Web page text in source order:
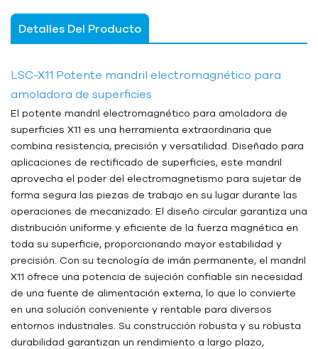
Detalles Del Producto
LSC-X11 Potente mandril electromagnético para
amoladora de superficies
El potente mandril electromagnético para amoladora de
superficies X11 es una herramienta extraordinaria que
combina resistencia, precisión y versatilidad. Diseñado para
aplicaciones de rectificado de superficies, este mandril
aprovecha el poder del electromagnetismo para sujetar de
forma segura las piezas de trabajo en su lugar durante las
operaciones de mecanizado. El diseño circular garantiza una
distribución uniforme y eficiente de la fuerza magnética en
toda su superficie, proporcionando mayor estabilidad y
precisión. Con su tecnología de imán permanente, el mandril
X11 ofrece una potencia de sujeción confiable sin necesidad
de una fuente de alimentación externa, lo que lo convierte
en una solución conveniente y rentable para diversos
entornos industriales. Su construcción robusta y su robusta
durabilidad garantizan un rendimiento a largo plazo,